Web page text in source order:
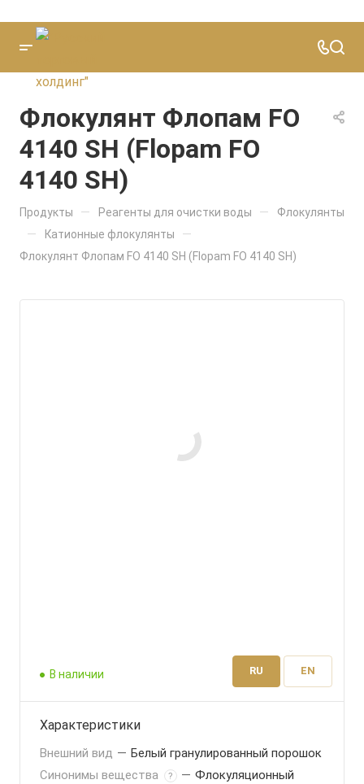
Флокулянт Флопам FO
4140 SH (Flopam FO
4140 SH)
Продукты — Реагенты для очистки воды — Флокулянты
— Катионные флокулянты —
Флокулянт Флопам FO 4140 SH (Flopam FO 4140 SH)
В наличии RU EN
Характеристики
Внешний вид — Белый гранулированный порошок
Синонимы вещества
? — Флокуляционный